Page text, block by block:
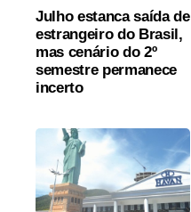
Julho estanca saída de
estrangeiro do Brasil,
mas cenário do 2º
semestre permanece
incerto